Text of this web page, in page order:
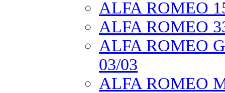
ALFA ROMEO
ALFA ROMEO
ALFA ROMEO
03/03
ALFA ROMEO